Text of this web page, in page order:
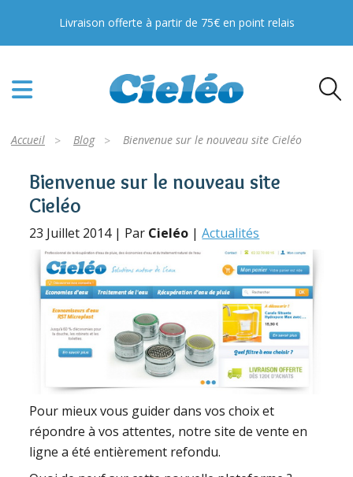
Livraison offerte à partir de 75€ en point relais
Accueil Blog Bienvenue sur le nouveau site Cieléo
Bienvenue sur le nouveau site
Cieléo
23 Juillet 2014 | Par Cieléo |Actualités
Pour mieux vous guider dans vos choix et
répondre à vos attentes, notre site de vente en
ligne a été entièrement refondu.